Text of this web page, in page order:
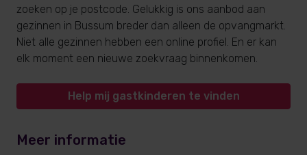
zoeken op je postcode. Gelukkig is ons aanbod aan
gezinnen in Bussum breder dan alleen de opvangmarkt.
Niet alle gezinnen hebben een online profiel. En er kan
elk moment een nieuwe zoekvraag binnenkomen.
Help mij gastkinderen te vinden
Meer informatie